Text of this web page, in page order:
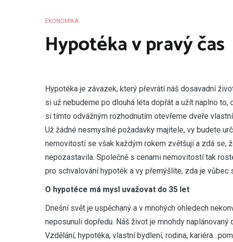
EKONOMIKA
Hypotéka v pravý čas
Hypotéka je závazek, který převrátí náš dosavadní
si už nebudeme po dlouhá léta dopřát a užít naplno
si tímto odvážným rozhodnutím otevřeme dveře
Už žádné nesmyslné požadavky majitele, vy budete
nemovitostí se však každým rokem zvětšují a zdá se,
nepozastavila. Společně s cenami nemovitostí tak
pro schvalování hypoték a vy přemýšlíte, zda je
O hypotéce má mysl uvažovat do 35 let
Dnešní svět je uspěchaný a v mnohých ohledech
neposunuli dopředu. Náš život je mnohdy
Vzdělání, hypotéka, vlastní bydlení, rodina,